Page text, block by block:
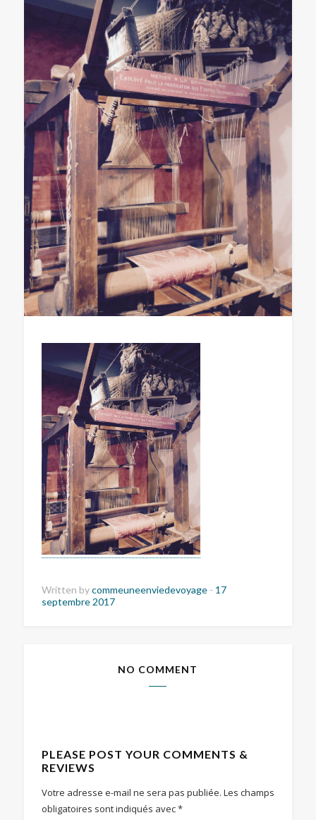
Written bycommeuneenviedevoyage - 17
septembre 2017
NO COMMENT
PLEASE POST YOUR COMMENTS &
REVIEWS
Votre adresse e-mail ne sera pas publiée. Les champs
obligatoires sont indiqués avec*